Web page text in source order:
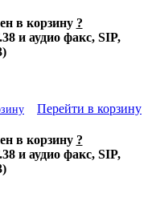
в корзину ?
и аудио факс, SIP,
Перейти в корзину
в корзину ?
и аудио факс, SIP,